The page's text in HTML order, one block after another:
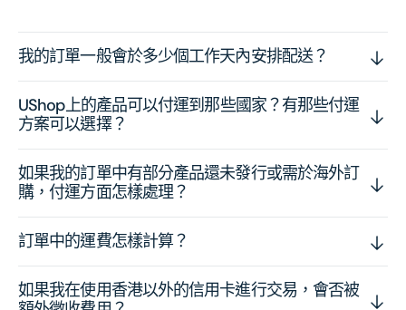
我的訂單一般會於多少個工作天內安排配送？
UShop上的產品可以付運到那些國家？有那些付運
方案可以選擇？
如果我的訂單中有部分產品還未發行或需於海外訂
購，付運方面怎樣處理？
訂單中的運費怎樣計算？
如果我在使用香港以外的信用卡進行交易，會否被